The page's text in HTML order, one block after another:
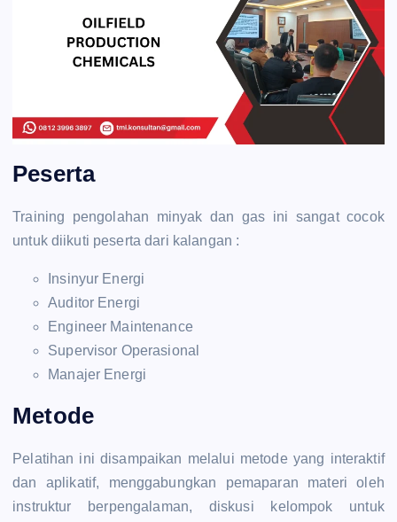
Peserta
Training pengolahan minyak dan gas ini sangat cocok
untuk diikuti peserta dari kalangan :
Insinyur Energi
Auditor Energi
Engineer Maintenance
Supervisor Operasional
Manajer Energi
Metode
Pelatihan ini disampaikan melalui metode yang interaktif
dan aplikatif, menggabungkan pemaparan materi oleh
instruktur berpengalaman, diskusi kelompok untuk